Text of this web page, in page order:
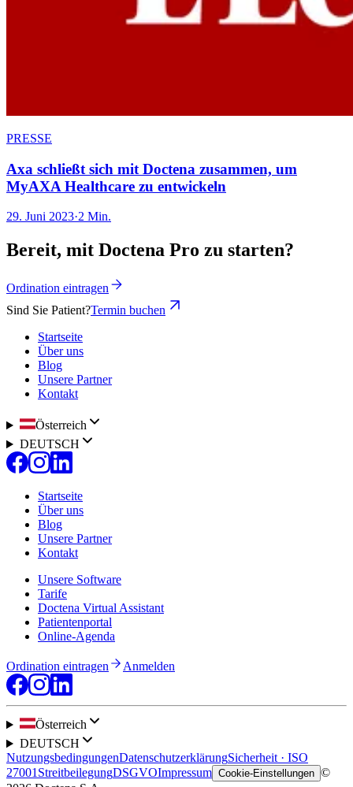
PRESSE
Axa schließt sich mit Doctena zusammen, um
MyAXA Healthcare zu entwickeln
29. Juni 2023·2 Min.
Bereit, mit Doctena Pro zu starten?
Ordination eintragen
Sind Sie Patient?Termin buchen
Startseite
Über uns
Blog
Unsere Partner
Kontakt
Österreich
DEUTSCH
Startseite
Über uns
Blog
Unsere Partner
Kontakt
Unsere Software
Tarife
Doctena Virtual Assistant
Patientenportal
Online-Agenda
Ordination eintragen Anmelden
Österreich
DEUTSCH
NutzungsbedingungenDatenschutzerklärungSicherheit · ISO
27001 StreitbeilegungDSGVOImpressum Cookie-Einstellungen ©